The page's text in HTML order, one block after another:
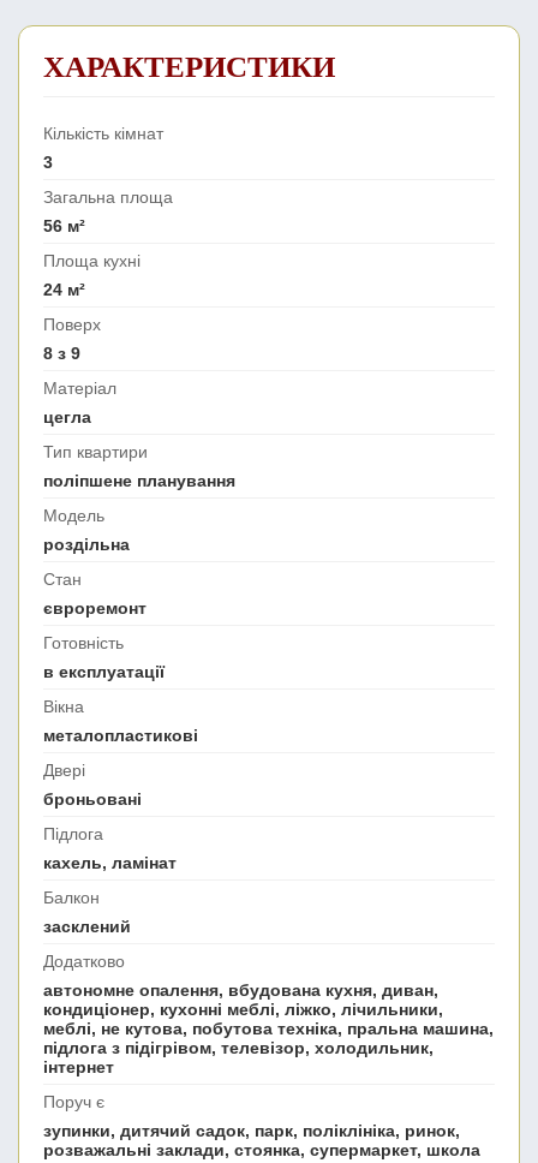
ХАРАКТЕРИСТИКИ
Кількість кімнат
3
Загальна площа
56 м²
Площа кухні
24 м²
Поверх
8 з 9
Матеріал
цегла
Тип квартири
поліпшене планування
Модель
роздільна
Стан
євроремонт
Готовність
в експлуатації
Вікна
металопластикові
Двері
броньовані
Підлога
кахель, ламінат
Балкон
засклений
Додатково
автономне опалення, вбудована кухня, диван,
кондиціонер, кухонні меблі, ліжко, лічильники,
меблі, не кутова, побутова техніка, пральна машина,
підлога з підігрівом, телевізор, холодильник,
інтернет
Поруч є
зупинки, дитячий садок, парк, поліклініка, ринок,
розважальні заклади, стоянка, супермаркет, школа